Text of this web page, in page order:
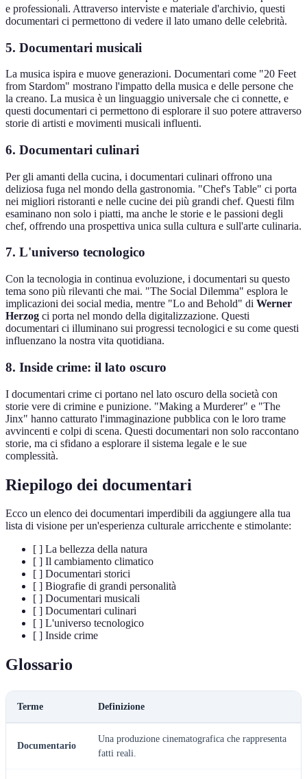
e professionali. Attraverso interviste e materiale d'archivio, questi
documentari ci permettono di vedere il lato umano delle celebrità.
5. Documentari musicali
La musica ispira e muove generazioni. Documentari come "20 Feet
from Stardom" mostrano l'impatto della musica e delle persone che
la creano. La musica è un linguaggio universale che ci connette, e
questi documentari ci permettono di esplorare il suo potere attraverso
storie di artisti e movimenti musicali influenti.
6. Documentari culinari
Per gli amanti della cucina, i documentari culinari offrono una
deliziosa fuga nel mondo della gastronomia. "Chef's Table" ci porta
nei migliori ristoranti e nelle cucine dei più grandi chef. Questi film
esaminano non solo i piatti, ma anche le storie e le passioni degli
chef, offrendo una prospettiva unica sulla cultura e sull'arte culinaria.
7. L'universo tecnologico
Con la tecnologia in continua evoluzione, i documentari su questo
tema sono più rilevanti che mai. "The Social Dilemma" esplora le
implicazioni dei social media, mentre "Lo and Behold" di Werner
Herzog ci porta nel mondo della digitalizzazione. Questi
documentari ci illuminano sui progressi tecnologici e su come questi
influenzano la nostra vita quotidiana.
8. Inside crime: il lato oscuro
I documentari crime ci portano nel lato oscuro della società con
storie vere di crimine e punizione. "Making a Murderer" e "The
Jinx" hanno catturato l'immaginazione pubblica con le loro trame
avvincenti e colpi di scena. Questi documentari non solo raccontano
storie, ma ci sfidano a esplorare il sistema legale e le sue
complessità.
Riepilogo dei documentari
Ecco un elenco dei documentari imperdibili da aggiungere alla tua
lista di visione per un'esperienza culturale arricchente e stimolante:
[ ] La bellezza della natura
[ ] Il cambiamento climatico
[ ] Documentari storici
[ ] Biografie di grandi personalità
[ ] Documentari musicali
[ ] Documentari culinari
[ ] L'universo tecnologico
[ ] Inside crime
Glossario
Terme Definizione
Documentario
Una produzione cinematografica che rappresenta
fatti reali.